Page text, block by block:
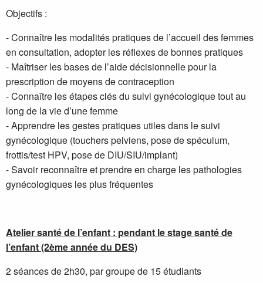
Objectifs :
- Connaître les modalités pratiques de l’accueil des femmes
en consultation, adopter les réflexes de bonnes pratiques
- Maîtriser les bases de l’aide décisionnelle pour la
prescription de moyens de contraception
- Connaître les étapes clés du suivi gynécologique tout au
long de la vie d’une femme
- Apprendre les gestes pratiques utiles dans le suivi
gynécologique (touchers pelviens, pose de spéculum,
frottis/test HPV, pose de DIU/SIU/implant)
- Savoir reconnaître et prendre en charge les pathologies
gynécologiques les plus fréquentes
Atelier santé de l’enfant : pendant le stage santé de
l’enfant (2ème année du DES)
2 séances de 2h30, par groupe de 15 étudiants